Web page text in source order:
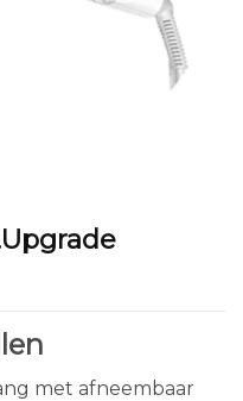
met afneembaar